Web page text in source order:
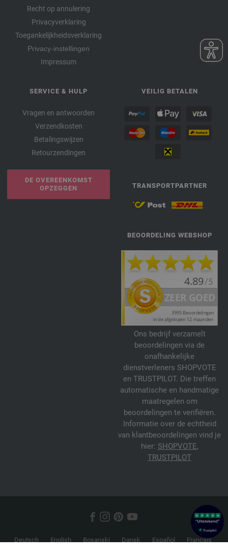
Recht op annulering
Privacyverklaring
Toegankelijkheidsverklaring
Privacy-instellingen
Impressum
SERVICE & HULP
Vragen en antwoorden
Verzendkosten
Betalingswijzen
Retourzendingen
DE OVEREENKOMST
OPZEGGEN
VEILIG BETALEN
TRANSPORTPARTNER
BEOORDELING WEBSHOP
Ons bedrijf verzamelt
beoordelingen via de
onafhankelijke
dienstverleners SHOPVOTE
en TRUSTPILOT. Die treffen
automatische en handmatige
maatregelen om
beoordelingen te verifiëren.
Informatie over de echtheid
van klantbeoordelingen vind je
hier: SHOPVOTE,
TRUSTPILOT
Deutsch English Bosanski Dansk Español
Français